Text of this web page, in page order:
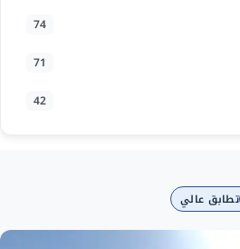
74
71
42
تطابق عالي